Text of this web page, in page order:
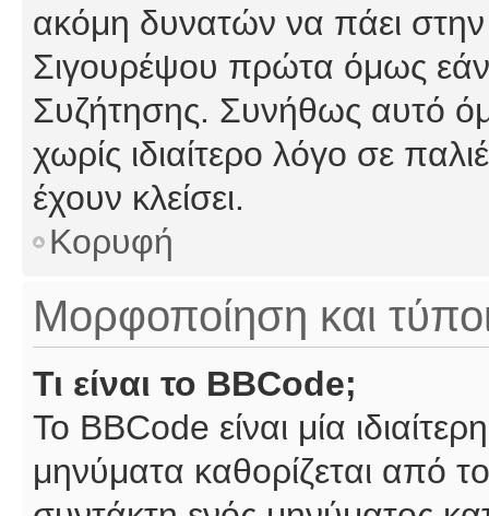
ακόμη δυνατών να πάει
Σιγουρέψου πρώτα όμως εάν
Συζήτησης. Συνήθως αυτό
χωρίς ιδιαίτερο λόγο σε
έχουν κλείσει.
Κορυφή
Μορφοποίηση και
Τι είναι το BBCode;
Το BBCode είναι μία
μηνύματα καθορίζεται από